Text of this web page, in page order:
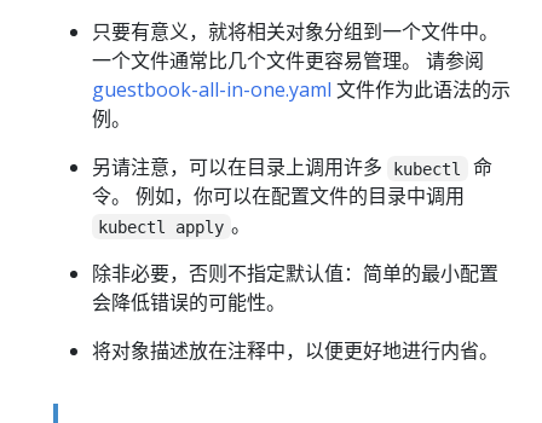
只要有意义，就将相关对象分组到一个文件中。
一个文件通常比几个文件更容易管理。 请参阅
guestbook-all-in-one.yaml 文件作为此语法的示
例。
另请注意，可以在目录上调用许多
kubectl
命
令。 例如，你可以在配置文件的目录中调用
kubectl apply 。
除非必要，否则不指定默认值：简单的最小配置
会降低错误的可能性。
将对象描述放在注释中，以便更好地进行内省。